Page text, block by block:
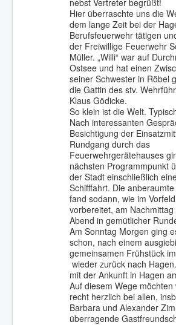
Hier überraschte uns die
dem lange Zeit bei der
Berufsfeuerwehr tätigen
der Freiwillige Feuerwehr
Müller. „Willi“ war auf
Ostsee und hat einen
seiner Schwester in Röbel
die Gattin des stv.
Klaus Gödicke.
So klein ist die Welt.
Nach interessanten
Besichtigung der
Rundgang durch das
Feuerwehrgerätehauses
nächsten Programmpunkt
der Stadt einschließlich
Schifffahrt. Die
fand sodann, wie im
vorbereitet, am
Abend in gemütlicher
Am Sonntag Morgen ging
schon, nach einem
gemeinsamen Frühstück
wieder zurück nach
mit der Ankunft in Hagen
Auf diesem Wege
recht herzlich bei allen,
Barbara und Alexander
überragende